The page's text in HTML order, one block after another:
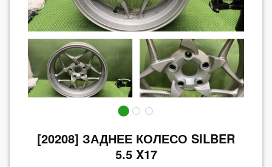
[20208] ЗАДНЕЕ КОЛЕСО SILBER
5.5 X17